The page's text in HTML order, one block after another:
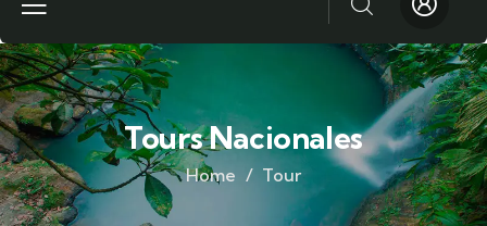
Tours Nacionales
Home Tour